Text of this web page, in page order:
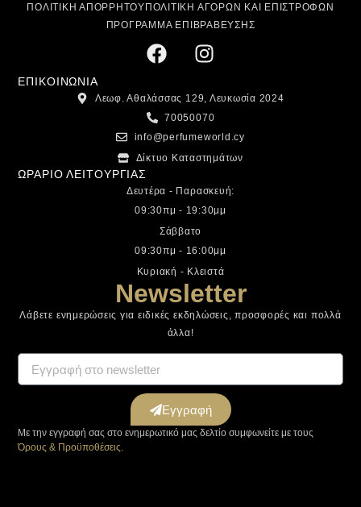
ΠΟΛΙΤΙΚΗ ΑΠΟΡΡΗΤΟΥΠΟΛΙΤΙΚΗ ΑΓΟΡΩΝ ΚΑΙ ΕΠΙΣΤΡΟΦΩΝ
ΠΡΟΓΡΑΜΜΑ ΕΠΙΒΡΑΒΕΥΣΗΣ
ΕΠΙΚΟΙΝΩΝΙΑ
Λεωφ. Αθαλάσσας 129, Λευκωσία 2024
70050070
info@perfumeworld.cy
Δίκτυο Καταστημάτων
ΩΡΑΡΙΟ ΛΕΙΤΟΥΡΓΙΑΣ
Δευτέρα - Παρασκευή:
09:30πμ - 19:30μμ
Σάββατο
09:30πμ - 16:00μμ
Κυριακή - Κλειστά
Newsletter
Λάβετε ενημερώσεις για ειδικές εκδηλώσεις, προσφορές και πολλά
άλλα!
Εγγραφή
Με την εγγραφή σας στο ενημερωτικό μας δελτίο συμφωνείτε με τους
Όρους & Προϋποθέσεις.